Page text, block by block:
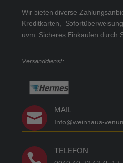
Wir bieten diverse
Kreditkarten,
uvm. Sicheres Einkaufen durch
Versanddienst:

MAIL
Info@weinhaus-

TELEFON